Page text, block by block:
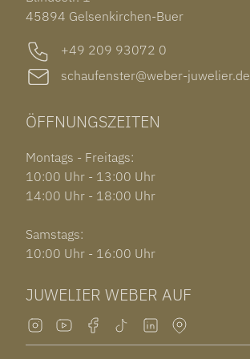
GARMIN VENU 3S
45894 Gelsenkirchen-Buer
+49 209 93072 0
schaufenster@weber-juwelier.de
ÖFFNUNGSZEITEN
Montags - Freitags:
10:00 Uhr - 13:00 Uhr
14:00 Uhr - 18:00 Uhr
Samstags:
10:00 Uhr - 16:00 Uhr
JUWELIER WEBER AUF